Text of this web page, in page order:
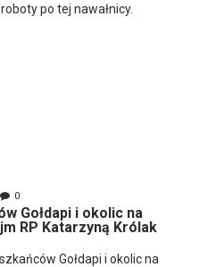
po tej nawałnicy.
0
Gołdapi i okolic na
RP Katarzyną Królak
Gołdapi i okolic na